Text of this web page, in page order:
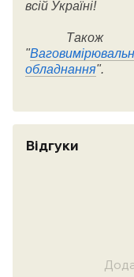
всій Україні!
Також
"
обладнання".
Відгуки